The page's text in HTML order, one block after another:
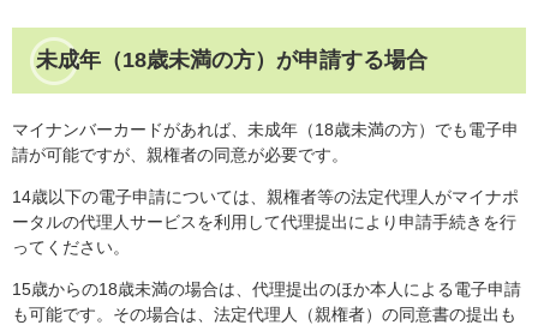
未成年（18歳未満の方）が申請する場合
マイナンバーカードがあれば、未成年（18歳未満の方）でも電子申
請が可能ですが、親権者の同意が必要です。
14歳以下の電子申請については、親権者等の法定代理人がマイナポ
ータルの代理人サービスを利用して代理提出により申請手続きを行
ってください。
15歳からの18歳未満の場合は、代理提出のほか本人による電子申請
も可能です。その場合は、法定代理人（親権者）の同意書の提出も